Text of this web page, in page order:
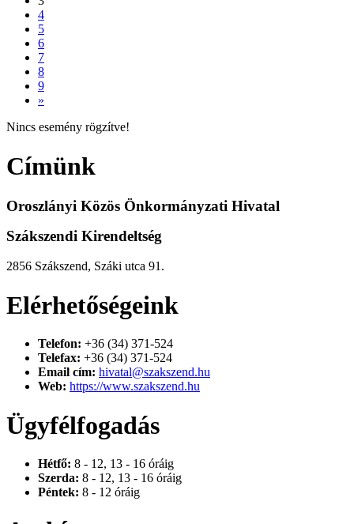
4
5
6
7
8
9
»
Nincs esemény rögzítve!
Címünk
Oroszlányi Közös Önkormányzati Hivatal
Szákszendi Kirendeltség
2856 Szákszend, Száki utca 91.
Elérhetőségeink
Telefon: +36 (34) 371-524
Telefax: +36 (34) 371-524
Email cím: hivatal@szakszend.hu
Web: https://www.szakszend.hu
Ügyfélfogadás
Hétfő: 8 - 12, 13 - 16 óráig
Szerda: 8 - 12, 13 - 16 óráig
Péntek: 8 - 12 óráig